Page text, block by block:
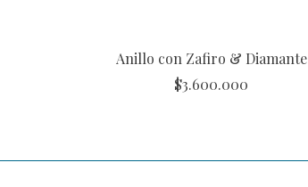
Anillo con Zafiro & Diamante
$3.600.000